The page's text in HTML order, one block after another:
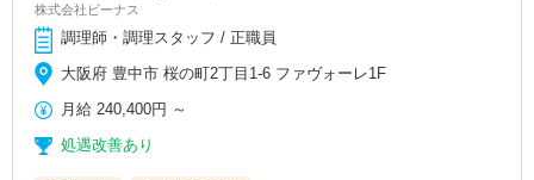
株式会社ビーナス
調理師・調理スタッフ / 正職員
大阪府 豊中市 桜の町2丁目1-6 ファヴォーレ1F
月給 240,400円 ～
処遇改善あり